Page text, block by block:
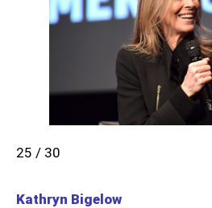
25 / 30
Kathryn Bigelow